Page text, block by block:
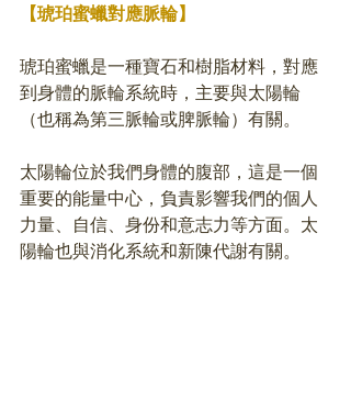
【琥珀蜜蠟對應脈輪】
琥珀蜜蠟是一種寶石和樹脂材料，對應
到身體的脈輪系統時，主要與太陽輪
（也稱為第三脈輪或脾脈輪）有關。
太陽輪位於我們身體的腹部，這是一個
重要的能量中心，負責影響我們的個人
力量、自信、身份和意志力等方面。太
陽輪也與消化系統和新陳代謝有關。